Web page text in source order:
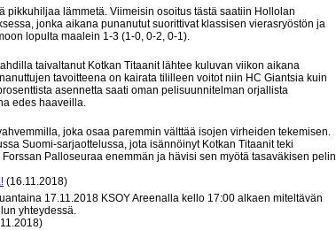
pikkuhiljaa lämmetä. Viimeisin osoitus tästä saatiin Hollolan
jonka aikana punanutut suorittivat klassisen vierasryöstön ja
lopulta maalein 1-3 (1-0, 0-2, 0-1).
taivaltanut Kotkan Titaanit lähtee kuluvan viikon aikana
tavoitteena on kairata tililleen voitot niin HC Giantsia kuin
asennetta saati oman pelisuunnitelman orjallista
edes haaveilla.
joka osaa paremmin välttää isojen virheiden tekemisen.
Suomi-sarjaottelussa, jota isännöinyt Kotkan Titaanit teki
Palloseuraa enemmän ja hävisi sen myötä tasaväkisen pelin
(16.11.2018)
17.11.2018 KSOY Areenalla kello 17:00 alkaen miteltävän
yhteydessä.